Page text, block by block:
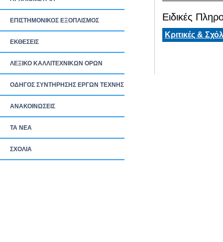
ΕΠΙΣΤΗΜΟΝΙΚΟΣ ΕΞΟΠΛΙΣΜΟΣ
ΕΚΘΕΣΕΙΣ
ΛΕΞΙΚΟ ΚΑΛΛΙΤΕΧΝΙΚΩΝ ΟΡΩΝ
ΟΔΗΓΟΣ ΣΥΝΤΗΡΗΣΗΣ ΕΡΓΩΝ ΤΕΧΝΗΣ
ΑΝΑΚΟΙΝΩΣΕΙΣ
ΤΑ ΝEΑ
ΣΧΟΛΙΑ
Ειδικές
Κριτικές &